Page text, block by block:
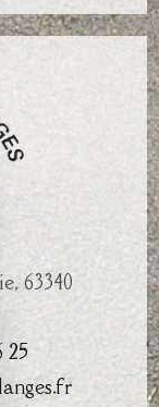
63340
25